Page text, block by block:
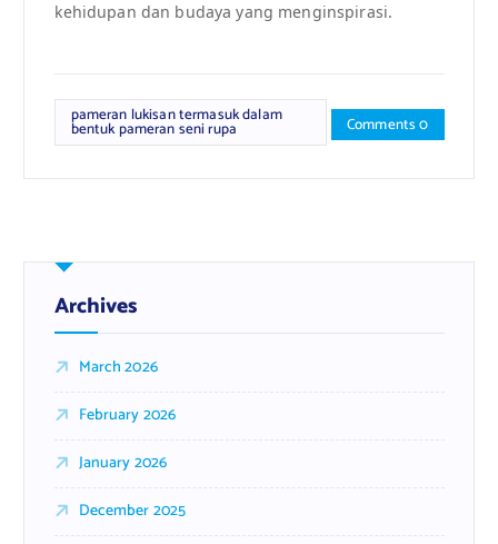
kehidupan dan budaya yang menginspirasi.
pameran lukisan termasuk dalam
bentuk pameran seni rupa Comments 0
Archives
March 2026
February 2026
January 2026
December 2025